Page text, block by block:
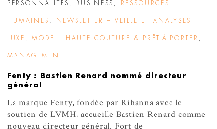
PERSONNALITÉS BUSINESS RESSOURCES
HUMAINES NEWSLETTER – VEILLE ET ANALYSES
LUXE MODE – HAUTE COUTURE & PRÊT-À-PORTER
MANAGEMENT
Fenty : Bastien Renard nommé directeur
général
La marque Fenty, fondée par Rihanna avec le
soutien de LVMH, accueille Bastien Renard comme
nouveau directeur général. Fort de